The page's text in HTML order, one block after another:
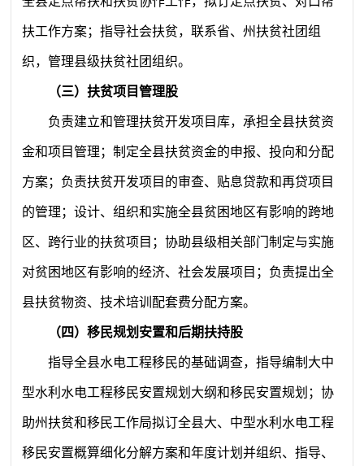
扶工作方案；指导社会扶贫，联系省、州扶贫社团组
织，管理县级扶贫社团组织。
（三）扶贫项目管理股
负责建立和管理扶贫开发项目库，承担全县扶贫资
金和项目管理；制定全县扶贫资金的申报、投向和分配
方案；负责扶贫开发项目的审查、贴息贷款和再贷项目
的管理；设计、组织和实施全县贫困地区有影响的跨地
区、跨行业的扶贫项目；协助县级相关部门制定与实施
对贫困地区有影响的经济、社会发展项目；负责提出全
县扶贫物资、技术培训配套费分配方案。
（四）移民规划安置和后期扶持股
指导全县水电工程移民的基础调查，指导编制大中
型水利水电工程移民安置规划大纲和移民安置规划；协
助州扶贫和移民工作局拟订全县大、中型水利水电工程
移民安置概算细化分解方案和年度计划并组织、指导、